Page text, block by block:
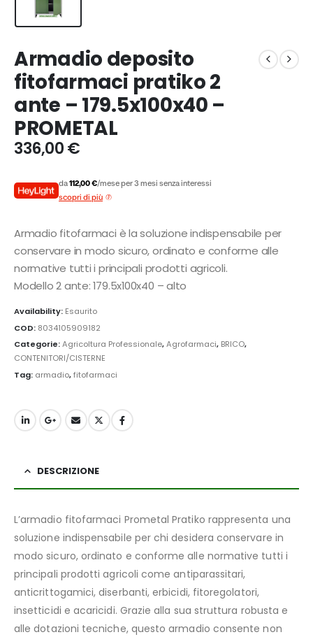
Armadio deposito
fitofarmaci pratiko 2
ante – 179.5x100x40 –
PROMETAL
336,00€
da112,00 €/mese per 3 mesi senza interessi
scopri di più
Armadio fitofarmaci è la soluzione indispensabile per
conservare in modo sicuro, ordinato e conforme alle
normative tutti i principali prodotti agricoli.
Modello 2 ante: 179.5x100x40 – alto
Availability: Esaurito
COD: 8034105909182
Categorie:Agricoltura Professionale,Agrofarmaci, BRICO,
CONTENITORI/CISTERNE
Tag: armadio,fitofarmaci
DESCRIZIONE
L’armadio fitofarmaci Prometal Pratiko rappresenta una
soluzione indispensabile per chi desidera conservare in
modo sicuro, ordinato e conforme alle normative tutti i
principali prodotti agricoli come antiparassitari,
anticrittogamici, diserbanti, erbicidi, fitoregolatori,
insetticidi e acaricidi. Grazie alla sua struttura robusta e
alle dotazioni tecniche, questo armadio consente non